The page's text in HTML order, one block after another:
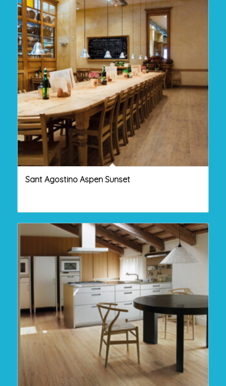
Sant Agostino Aspen Sunset